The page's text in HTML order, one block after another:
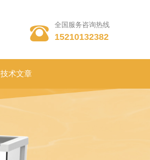
 全国服务咨询热线
15210132382
技术文章